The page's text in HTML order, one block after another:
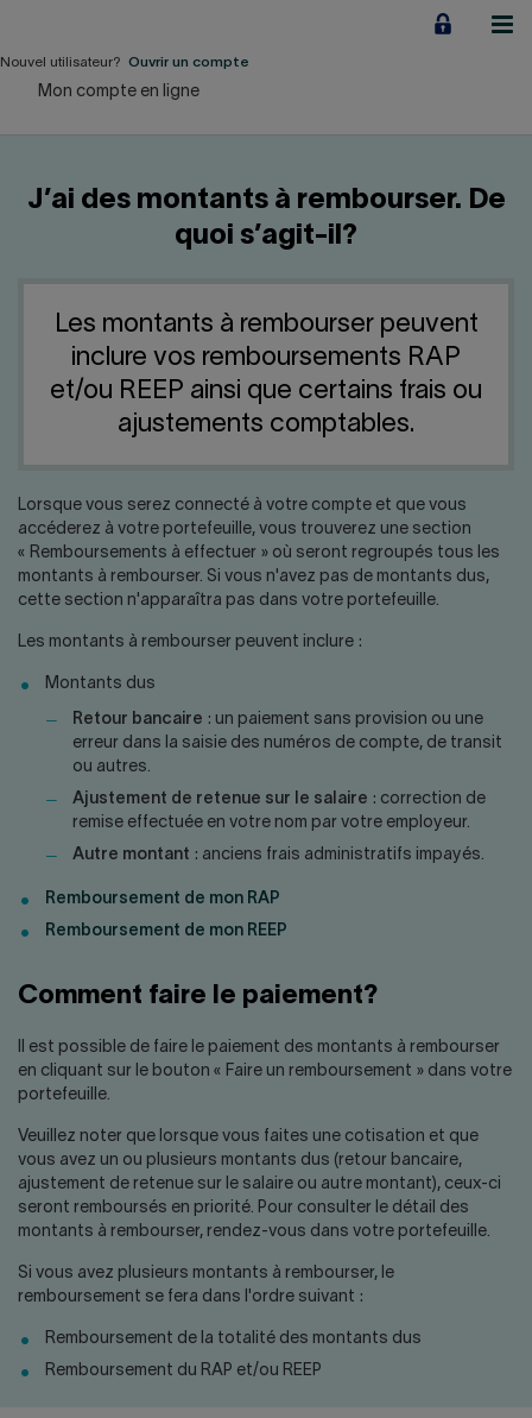
contenu
Financement d'entreprise
À propos
LIENS RAPIDES
Nous joindre Salle de presse
Nouvel utilisateur? Ouvrir un compte
Mon compte en ligne
J’ai des montants à rembourser. De
quoi s’agit-il?
Les montants à rembourser peuvent
inclure vos remboursements RAP
et/ou REEP ainsi que certains frais ou
ajustements comptables.
Lorsque vous serez connecté à votre compte et que vous
accéderez à votre portefeuille, vous trouverez une section
« Remboursements à effectuer » où seront regroupés tous les
montants à rembourser. Si vous n'avez pas de montants dus,
cette section n'apparaîtra pas dans votre portefeuille.
Les montants à rembourser peuvent inclure :
Montants dus
Retour bancaire : un paiement sans provision ou une
erreur dans la saisie des numéros de compte, de transit
ou autres.
Ajustement de retenue sur le salaire : correction de
remise effectuée en votre nom par votre employeur.
Autre montant : anciens frais administratifs impayés.
Remboursement de mon RAP
Remboursement de mon REEP
Comment faire le paiement?
Il est possible de faire le paiement des montants à rembourser
en cliquant sur le bouton « Faire un remboursement » dans votre
portefeuille.
Veuillez noter que lorsque vous faites une cotisation et que
vous avez un ou plusieurs montants dus (retour bancaire,
ajustement de retenue sur le salaire ou autre montant), ceux-ci
seront remboursés en priorité. Pour consulter le détail des
montants à rembourser, rendez-vous dans votre portefeuille.
Si vous avez plusieurs montants à rembourser, le
remboursement se fera dans l'ordre suivant :
Remboursement de la totalité des montants dus
Remboursement du RAP et/ou REEP